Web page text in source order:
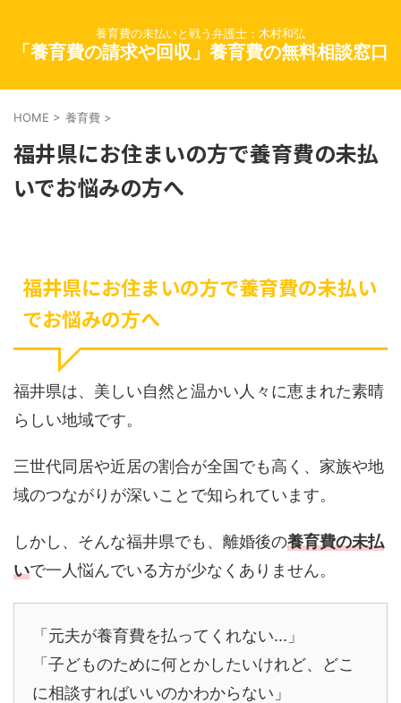
養育費の未払いと戦う弁護士：木村和弘
「養育費の請求や回収」養育費の無料相談窓口
HOME > 養育費 >
福井県にお住まいの方で養育費の未払
いでお悩みの方へ
福井県にお住まいの方で養育費の未払い
でお悩みの方へ
福井県は、美しい自然と温かい人々に恵まれた素晴
らしい地域です。
三世代同居や近居の割合が全国でも高く、家族や地
域のつながりが深いことで知られています。
しかし、そんな福井県でも、離婚後の養育費の未払
いで一人悩んでいる方が少なくありません。
「元夫が養育費を払ってくれない...」
「子どものために何とかしたいけれど、どこ
に相談すればいいのかわからない」